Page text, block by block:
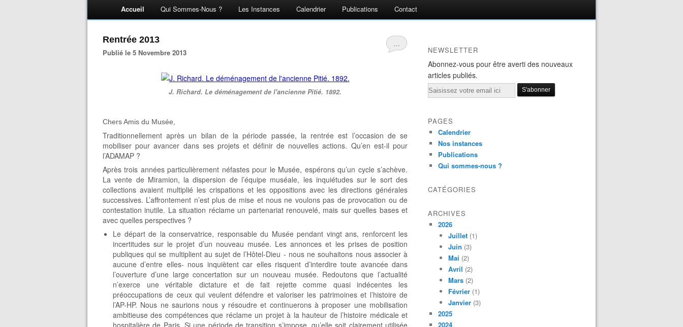
Accueil Qui Sommes-Nous ? Les Instances Calendrier Publications Contact
…
Rentrée 2013
Publié le 5 Novembre 2013
J. Richard. Le déménagement de l'ancienne Pitié. 1892.
Chers Amis du Musée,
Traditionnellement après un bilan de la période passée, la rentrée est l’occasion de se
mobiliser pour avancer dans ses projets et définir de nouvelles actions. Qu’en est-il pour
l’ADAMAP ?
Après trois années particulièrement néfastes pour le Musée, espérons qu’un cycle s’achève.
La vente de Miramion, la dispersion de l’équipe muséale, les inquiétudes sur le sort des
collections avaient multiplié les crispations et les oppositions avec les directions générales
successives. L’affrontement n’est plus de mise et nous ne voulons pas de provocation ou de
contestation inutile. La situation réclame un partenariat renouvelé, mais sur quelles bases et
avec quelles perspectives ?
Le départ de la conservatrice, responsable du Musée pendant vingt ans, renforcent les
incertitudes sur le projet d’un nouveau musée. Les annonces et les prises de position
publiques qui se multiplient au sujet de l’Hôtel-Dieu - nous ne souhaitons nous associer à
aucune d’entre elles- nous inquiètent car elles risquent d’interdire toute avancée dans
l’ouverture d’une large concertation sur un nouveau musée. Redoutons que l’actualité
n’exerce une véritable dictature et de fait rejette comme quasi indécentes les
préoccupations de ceux qui veulent défendre et valoriser les patrimoines et l’histoire de
l’AP-HP. Nous ne saurions nous y résoudre et continuerons à proposer une mobilisation
ambitieuse des compétences que réclame un projet à la hauteur de l’histoire médicale et
hospitalière de Paris. Si une période de transition s’impose, qu’elle soit clairement utilisée
NEWSLETTER
Abonnez-vous pour être averti des nouveaux
articles publiés.
Email
PAGES
Calendrier
Nos instances
Publications
Qui sommes-nous ?
CATÉGORIES
ARCHIVES
2026
Juillet (1)
Juin (3)
Mai (2)
Avril (2)
Mars (2)
Février (1)
Janvier (3)
2025
2024